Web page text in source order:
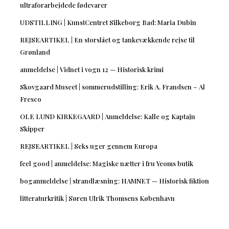
ultraforarbejdede fødevarer
UDSTILLING | KunstCentret Silkeborg Bad: Maria Dubin
REJSEARTIKEL | En storslået og tankevækkende rejse til
Grønland
anmeldelse | Vidnet i vogn 12 — Historisk krimi
Skovgaard Museet | sommerudstilling: Erik A. Frandsen – Al
Fresco
OLE LUND KIRKEGAARD | Anmeldelse: Kalle og Kaptajn
Skipper
REJSEARTIKEL | Seks uger gennem Europa
feel good | anmeldelse: Magiske nætter i fru Yeoms butik
boganmeldelse | strandlæsning: HAMNET — Historisk fiktion
litteraturkritik | Søren Ulrik Thomsens København